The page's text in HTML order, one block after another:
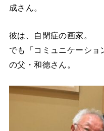
成さん。
彼は、自閉症の画家。
でも「コミュニケーショ
の父・和徳さん。